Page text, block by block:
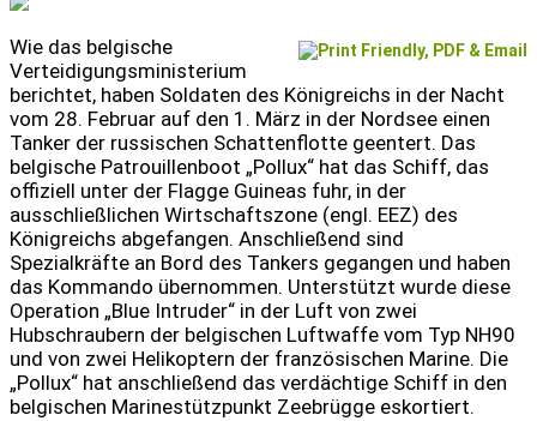
Wie das belgische
Verteidigungsministerium
berichtet, haben Soldaten des Königreichs in der Nacht
vom 28. Februar auf den 1. März in der Nordsee einen
Tanker der russischen Schattenflotte geentert. Das
belgische Patrouillenboot „Pollux“ hat das Schiff, das
offiziell unter der Flagge Guineas fuhr, in der
ausschließlichen Wirtschaftszone (engl. EEZ) des
Königreichs abgefangen. Anschließend sind
Spezialkräfte an Bord des Tankers gegangen und haben
das Kommando übernommen. Unterstützt wurde diese
Operation „Blue Intruder“ in der Luft von zwei
Hubschraubern der belgischen Luftwaffe vom Typ NH90
und von zwei Helikoptern der französischen Marine. Die
„Pollux“ hat anschließend das verdächtige Schiff in den
belgischen Marinestützpunkt Zeebrügge eskortiert.